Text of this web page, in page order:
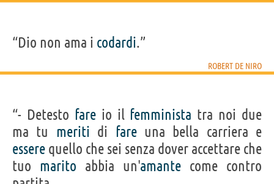
“Dio non ama i codardi.”
ROBERT DE NIRO
“- Detesto fareio il femminista tra noi due
ma tu meriti di fareuna bella carriera e
essere quello che sei senza dover accettare che
tuo marito abbia un'amante come contro